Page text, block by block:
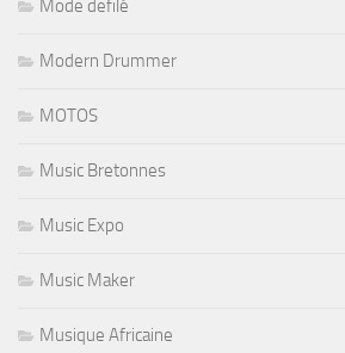
Mode defilé
Modern Drummer
MOTOS
Music Bretonnes
Music Expo
Music Maker
Musique Africaine